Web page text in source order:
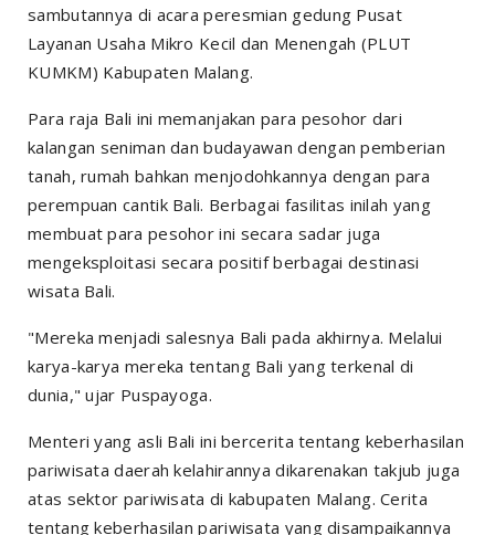
sambutannya di acara peresmian gedung Pusat
Layanan Usaha Mikro Kecil dan Menengah (PLUT
KUMKM) Kabupaten Malang.
Para raja Bali ini memanjakan para pesohor dari
kalangan seniman dan budayawan dengan pemberian
tanah, rumah bahkan menjodohkannya dengan para
perempuan cantik Bali. Berbagai fasilitas inilah yang
membuat para pesohor ini secara sadar juga
mengeksploitasi secara positif berbagai destinasi
wisata Bali.
"Mereka menjadi salesnya Bali pada akhirnya. Melalui
karya-karya mereka tentang Bali yang terkenal di
dunia," ujar Puspayoga.
Menteri yang asli Bali ini bercerita tentang keberhasilan
pariwisata daerah kelahirannya dikarenakan takjub juga
atas sektor pariwisata di kabupaten Malang. Cerita
tentang keberhasilan pariwisata yang disampaikannya